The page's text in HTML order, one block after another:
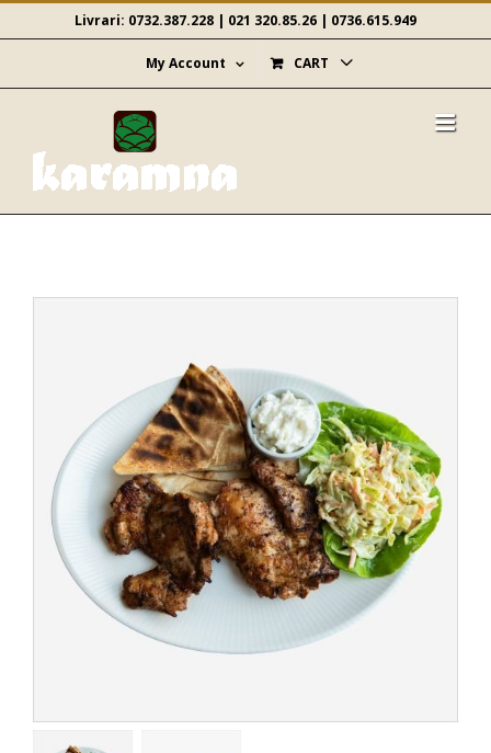
to
Livrari: 0732.387.228 | 021 320.85.26 | 0736.615.949
My Account CART